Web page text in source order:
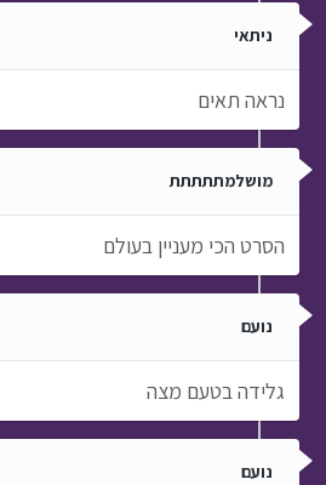
ניתאי
נראה תאים
מושלמתתתתת
הסרט הכי מעניין בעולם
נועם
גלידה בטעם מצה
נועם